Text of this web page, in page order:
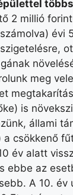
2 millió
évi
meg
is
állami
a csökkenő
év alatt
ebbe az
A 10. év